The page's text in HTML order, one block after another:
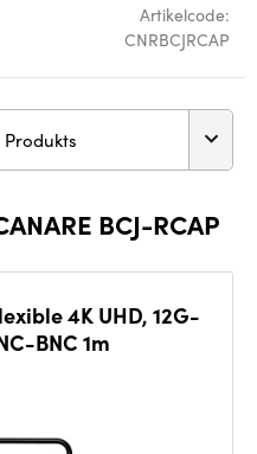
Artikelcode:
CNRBCJRCAP
Produkts
BCJ-RCAP
4K UHD, 12G-
BNC 1m